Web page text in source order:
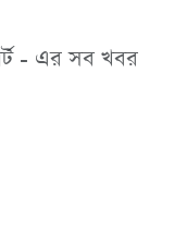
- এর সব খবর